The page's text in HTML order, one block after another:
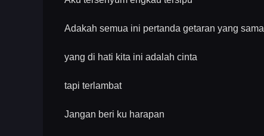
Adakah semua ini pertanda getaran yang sama
yang di hati kita ini adalah cinta
tapi terlambat
Jangan beri ku harapan